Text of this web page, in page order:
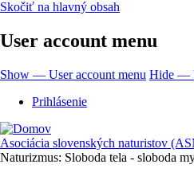
Skočiť na hlavný obsah
User account menu
Show — User account menu Hide —
Prihlásenie
Asociácia slovenských naturistov
Naturizmus: Sloboda tela - sloboda